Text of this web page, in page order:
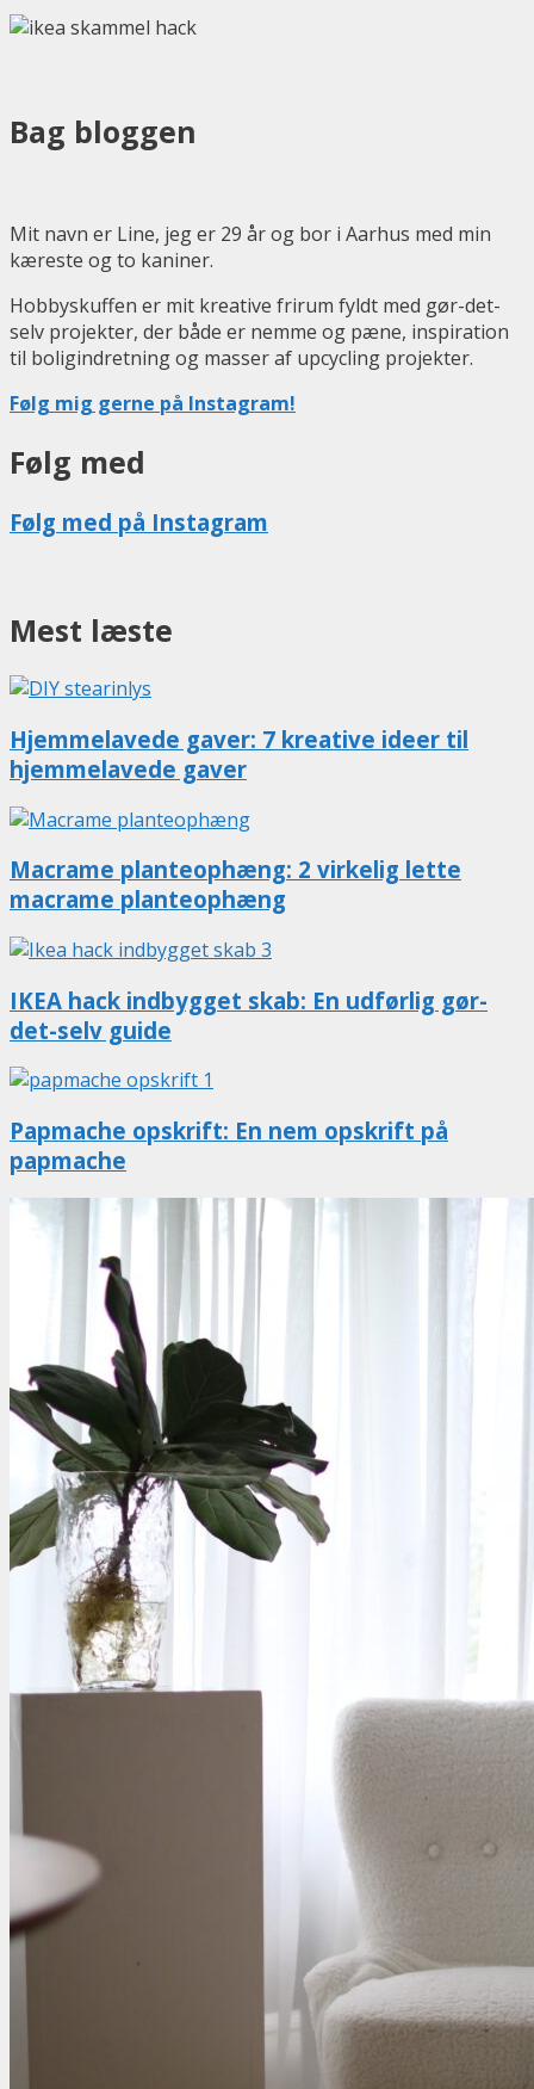
Bag bloggen
Mit navn er Line, jeg er 29 år og bor i Aarhus med min
kæreste og to kaniner.
Hobbyskuffen er mit kreative frirum fyldt med gør-det-
selv projekter, der både er nemme og pæne, inspiration
til boligindretning og masser af upcycling projekter.
Følg mig gerne på Instagram!
Følg med
Følg med på Instagram
Mest læste
Hjemmelavede gaver: 7 kreative ideer til
hjemmelavede gaver
Macrame planteophæng: 2 virkelig lette
macrame planteophæng
IKEA hack indbygget skab: En udførlig gør-
det-selv guide
Papmache opskrift: En nem opskrift på
papmache